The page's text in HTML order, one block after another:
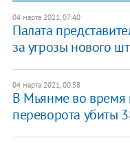
04 марта 2021, 07:40
Палата
за угрозы нового
04 марта 2021, 00:58
В Мьянме во время
переворота убиты